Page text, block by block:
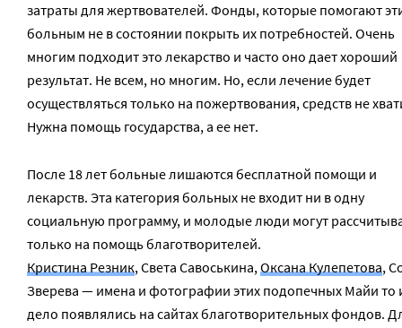
затраты для жертвователей. Фонды, которые помогают
больным не в состоянии покрыть их потребностей. Очень
многим подходит это лекарство и часто оно дает хороший
результат. Не всем, но многим. Но, если лечение будет
осуществляться только на пожертвования, средств не
Нужна помощь государства, а ее нет.
После 18 лет больные лишаются бесплатной помощи и
лекарств. Эта категория больных не входит ни в одну
социальную программу, и молодые люди могут
только на помощь благотворителей.
Кристина Резник, Света Савоськина,Оксана Кулепетова,
Зверева — имена и фотографии этих подопечных Майи то
дело появлялись на сайтах благотворительных фондов.